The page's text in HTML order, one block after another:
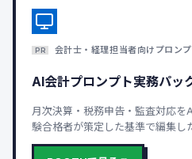
PR 会計士・経理担当者向けプロン
AI会計プロンプト実務パッ
月次決算・税務申告・監査対応を
験合格者が策定した基準で編集し